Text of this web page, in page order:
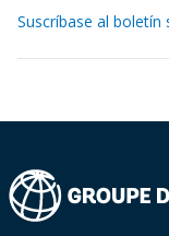
Suscríbase al